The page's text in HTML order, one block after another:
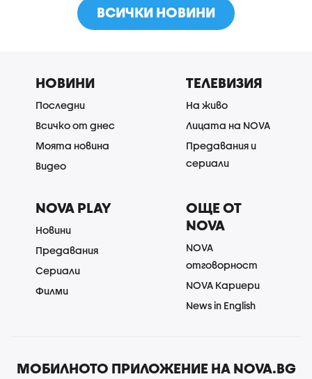
ВСИЧКИ НОВИНИ
НОВИНИ
Последни
Всичко от днес
Моята новина
Видео
ТЕЛЕВИЗИЯ
На живо
Лицата на NOVA
Предавания и
сериали
NOVA PLAY
Новини
Предавания
Сериали
Филми
ОЩЕ ОТ
NOVA
NOVA
отговорност
NOVA Кариери
News in English
МОБИЛНОТО ПРИЛОЖЕНИЕ НА NOVA.BG